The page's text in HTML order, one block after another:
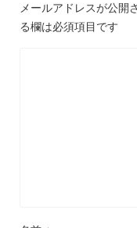
メールアドレスが公開
る欄は必須項目です